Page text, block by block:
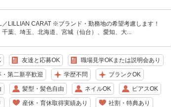
LILLIAN CARAT ※ブランド・勤務地の希望考慮します！
葉、埼玉、北海道、宮城（仙台）、愛知、大...
友達と応募OK 職場見学OKまたは説明会あり
・第二新卒歓迎 学歴不問 ブランクOK
髪型・髪色自由 ネイルOK ピアスOK
産休・育休取得実績あり 社割・特典あり